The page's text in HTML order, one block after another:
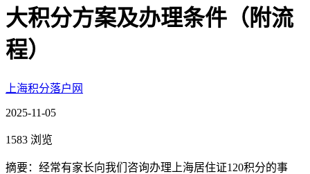
大积分方案及办理条件（附流
程）
上海积分落户网
2025-11-05
1583 浏览
摘要：经常有家长向我们咨询办理上海居住证120积分的事